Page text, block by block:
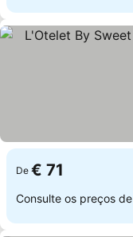
De € 71
Consulte os preços de